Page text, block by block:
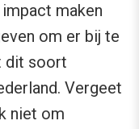
maken
om er bij te
dit soort
Vergeet
niet om